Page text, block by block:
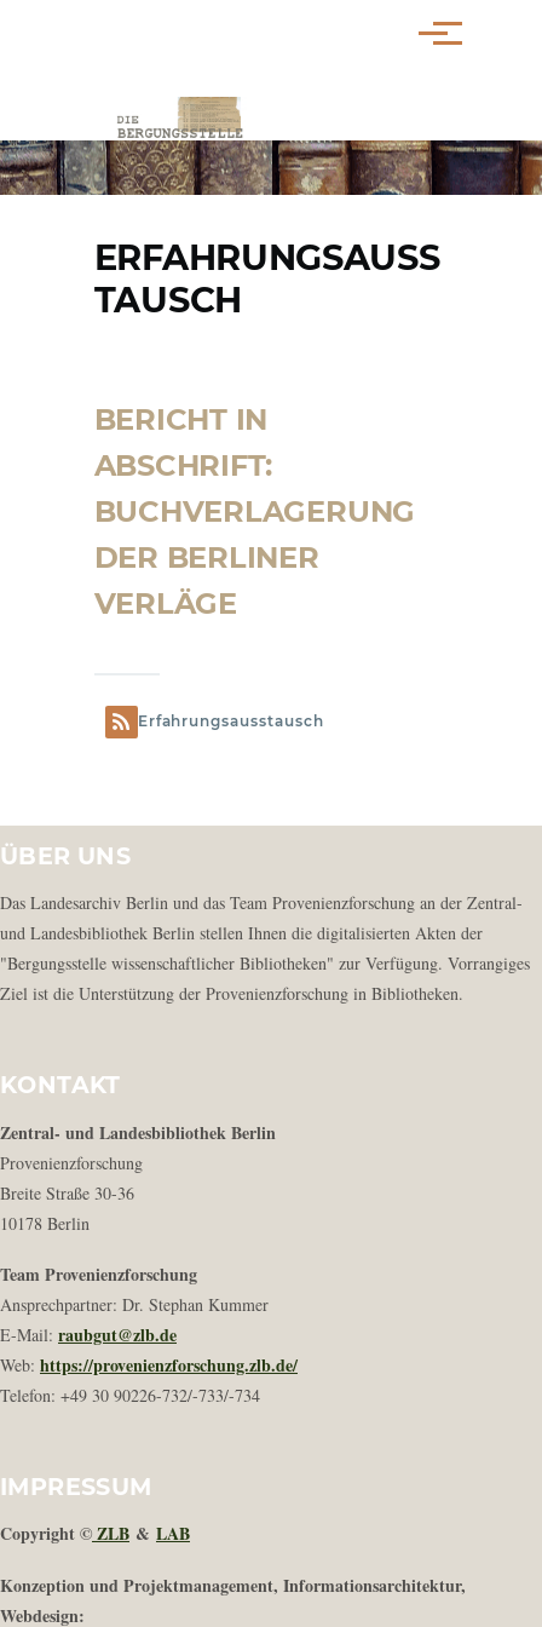
Menü
PFADNAVIGATION
ERFAHRUNGSAUSS
TAUSCH
BERICHT IN
ABSCHRIFT:
BUCHVERLAGERUNG
DER BERLINER
VERLÄGE
Erfahrungsausstausch
ÜBER UNS
Das Landesarchiv Berlin und das Team Provenienzforschung an der Zentral-
und Landesbibliothek Berlin stellen Ihnen die digitalisierten Akten der
"Bergungsstelle wissenschaftlicher Bibliotheken" zur Verfügung. Vorrangiges
Ziel ist die Unterstützung der Provenienzforschung in Bibliotheken.
KONTAKT
Zentral- und Landesbibliothek Berlin
Provenienzforschung
Breite Straße 30-36
10178 Berlin
Team Provenienzforschung
Ansprechpartner: Dr. Stephan Kummer
E-Mail: raubgut@zlb.de
Web: https://provenienzforschung.zlb.de/
Telefon: +49 30 90226-732/-733/-734
IMPRESSUM
Copyright ©ZLB & LAB
Konzeption und Projektmanagement, Informationsarchitektur,
Webdesign: